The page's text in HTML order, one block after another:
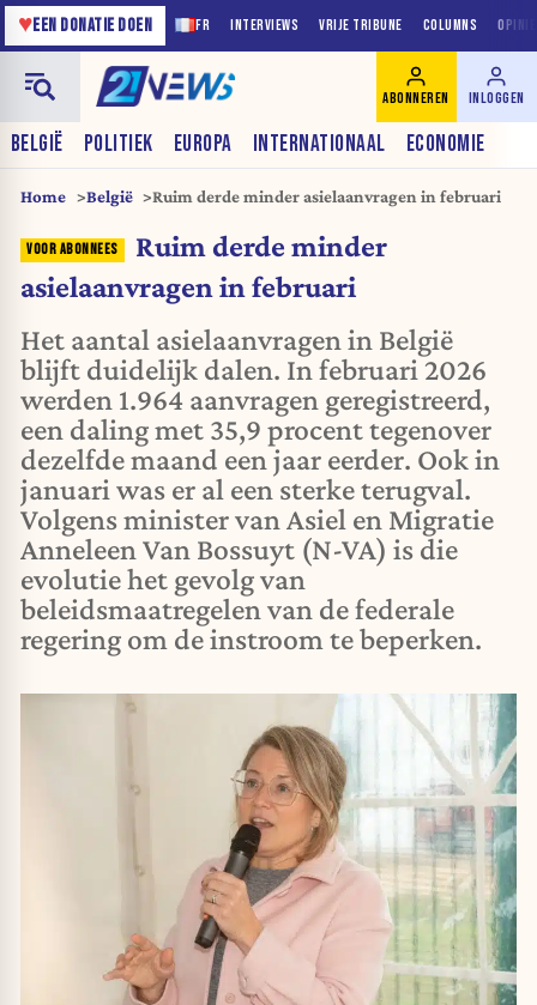
FR INTERVIEWS VRIJE TRIBUNE COLUMNS
♥EEN DONATIE DOEN
BELGIË POLITIEK EUROPA INTERNATIONAAL ECONOMIE
ABONNEREN INLOGGEN
Home België Ruim derde minder asielaanvragen in februari
Ruim derde minder
asielaanvragen in februari
Het aantal asielaanvragen in België
blijft duidelijk dalen. In februari 2026
werden 1.964 aanvragen geregistreerd,
een daling met 35,9 procent tegenover
dezelfde maand een jaar eerder. Ook in
januari was er al een sterke terugval.
Volgens minister van Asiel en Migratie
Anneleen Van Bossuyt (N-VA) is die
evolutie het gevolg van
beleidsmaatregelen van de federale
regering om de instroom te beperken.